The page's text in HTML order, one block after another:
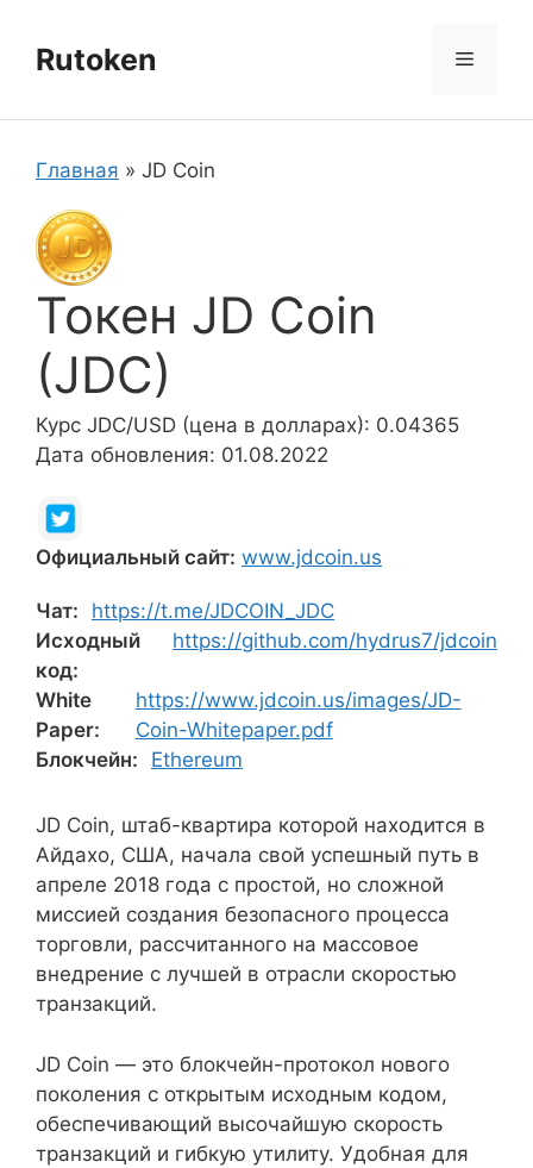
содержимому
Rutoken Меню
Главная » JD Coin
Токен JD Coin
(JDC)
Курс JDC/USD (цена в долларах): 0.04365
Дата обновления: 01.08.2022
Официальный сайт: www.jdcoin.us
Чат:
https://t.me/JDCOIN_JDC
Исходный
код:
https://github.com/hydrus7/jdcoin
White
Paper:
https://www.jdcoin.us/images/JD-
Coin-Whitepaper.pdf
Блокчейн:
Ethereum
JD Coin, штаб-квартира которой находится в
Айдахо, США, начала свой успешный путь в
апреле 2018 года с простой, но сложной
миссией создания безопасного процесса
торговли, рассчитанного на массовое
внедрение с лучшей в отрасли скоростью
транзакций.
JD Coin — это блокчейн-протокол нового
поколения с открытым исходным кодом,
обеспечивающий высочайшую скорость
транзакций и гибкую утилиту. Удобная для